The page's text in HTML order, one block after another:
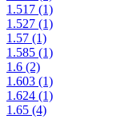
1.517 (1)
1.527 (1)
1.57 (1)
1.585 (1)
1.6 (2)
1.603 (1)
1.624 (1)
1.65 (4)